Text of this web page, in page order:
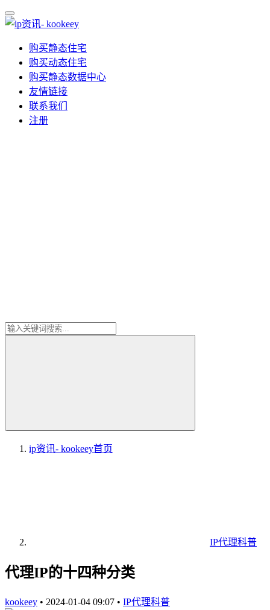
购买静态住宅
购买动态住宅
购买静态数据中心
友情链接
联系我们
注册
ip资讯- kookeey首页
IP代理科普
代理IP的十四种分类
kookeey • 2024-01-04 09:07 • IP代理科普